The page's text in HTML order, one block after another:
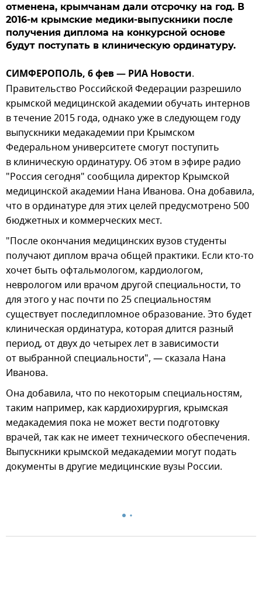
отменена, крымчанам дали отсрочку на год. В
2016-м крымские медики-выпускники после
получения диплома на конкурсной основе
будут поступать в клиническую ординатуру.
СИМФЕРОПОЛЬ, 6 фев — РИА Новости.
Правительство Российской Федерации разрешило
крымской медицинской академии обучать интернов
в течение 2015 года, однако уже в следующем году
выпускники медакадемии при Крымском
Федеральном университете смогут поступить
в клиническую ординатуру. Об этом в эфире радио
"Россия сегодня" сообщила директор Крымской
медицинской академии Нана Иванова. Она добавила,
что в ординатуре для этих целей предусмотрено 500
бюджетных и коммерческих мест.
"После окончания медицинских вузов студенты
получают диплом врача общей практики. Если кто-то
хочет быть офтальмологом, кардиологом,
неврологом или врачом другой специальности, то
для этого у нас почти по 25 специальностям
существует последипломное образование. Это будет
клиническая ординатура, которая длится разный
период, от двух до четырех лет в зависимости
от выбранной специальности", — сказала Нана
Иванова.
Она добавила, что по некоторым специальностям,
таким например, как кардиохирургия, крымская
медакадемия пока не может вести подготовку
врачей, так как не имеет технического обеспечения.
Выпускники крымской медакадемии могут подать
документы в другие медицинские вузы России.